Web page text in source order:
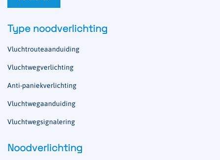
Type noodverlichting
Vluchtrouteaanduiding
Vluchtwegverlichting
Anti-paniekverlichting
Vluchtwegaanduiding
Vluchtwegsignalering
Noodverlichting